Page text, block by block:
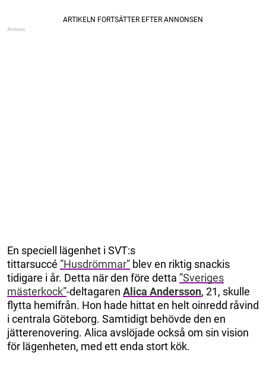
En speciell lägenhet i SVT:s
tittarsuccé ”Husdrömmar” blev en riktig snackis
tidigare i år. Detta när den före detta ”Sveriges
mästerkock”-deltagaren Alica Andersson, 21, skulle
flytta hemifrån. Hon hade hittat en helt oinredd råvind
i centrala Göteborg. Samtidigt behövde den en
jätterenovering. Alica avslöjade också om sin vision
för lägenheten, med ett enda stort kök.